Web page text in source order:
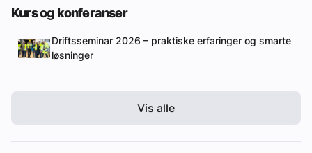
Kurs og konferanser
Driftsseminar 2026 – praktiske erfaringer og smarte
løsninger
Vis alle